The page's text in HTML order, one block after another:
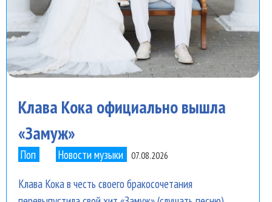
Клава Кока официально вышла
«Замуж»
Поп Новости музыки 07.08.2026
Клава Кока в честь своего бракосочетания